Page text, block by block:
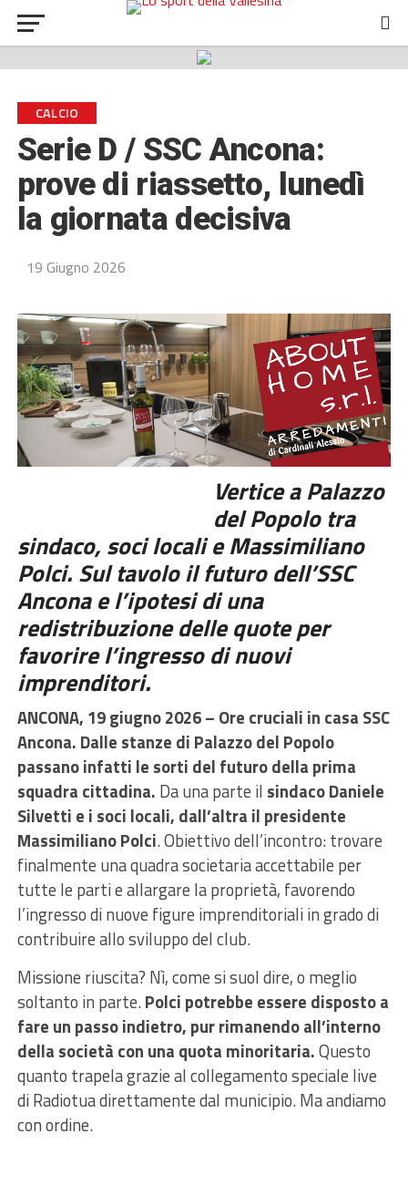
CALCIO
Serie D / SSC Ancona:
prove di riassetto, lunedì
la giornata decisiva
19 Giugno 2026
Vertice a Palazzo
del Popolo tra
sindaco, soci locali e Massimiliano
Polci. Sul tavolo il futuro dell’SSC
Ancona e l’ipotesi di una
redistribuzione delle quote per
favorire l’ingresso di nuovi
imprenditori.
ANCONA, 19 giugno 2026 – Ore cruciali in casa SSC
Ancona. Dalle stanze di Palazzo del Popolo
passano infatti le sorti del futuro della prima
squadra cittadina. Da una parte il sindaco Daniele
Silvetti e i soci locali, dall’altra il presidente
Massimiliano Polci. Obiettivo dell’incontro: trovare
finalmente una quadra societaria accettabile per
tutte le parti e allargare la proprietà, favorendo
l’ingresso di nuove figure imprenditoriali in grado di
contribuire allo sviluppo del club.
Missione riuscita? Nì, come si suol dire, o meglio
soltanto in parte.Polci potrebbe essere disposto a
fare un passo indietro, pur rimanendo all’interno
della società con una quota minoritaria.Questo
quanto trapela grazie al collegamento speciale live
di Radiotua direttamente dal municipio. Ma andiamo
con ordine.